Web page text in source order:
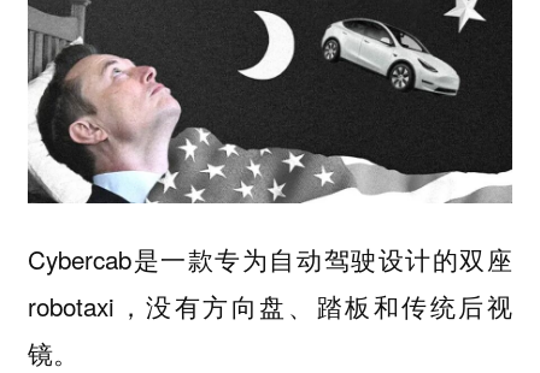
Cybercab是一款专为自动驾驶设计的双座
robotaxi，没有方向盘、踏板和传统后视
镜。